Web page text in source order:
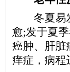
冬夏易发
愈;发于夏
癌肿、肝脏
痒症，病程